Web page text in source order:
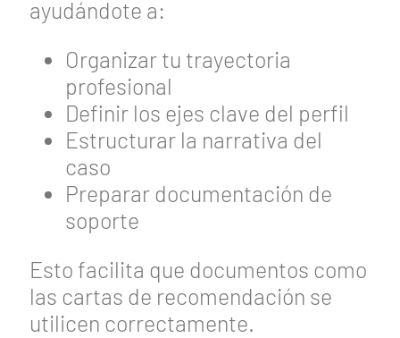
ayudándote a:
Organizar tu trayectoria
profesional
Definir los ejes clave del perfil
Estructurar la narrativa del
caso
Preparar documentación de
soporte
Esto facilita que documentos como
las cartas de recomendación se
utilicen correctamente.